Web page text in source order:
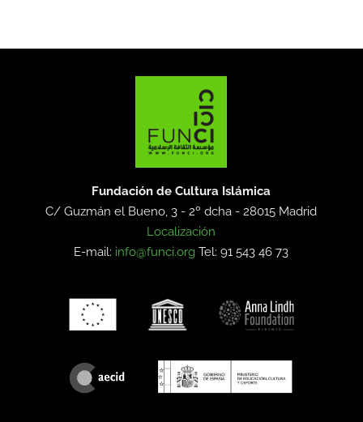
Fundación de Cultura Islámica
C/ Guzmán el Bueno, 3 - 2º dcha -28015 Madrid
Localización
E-mail: info@funci.org Tel: 91 543 46 73